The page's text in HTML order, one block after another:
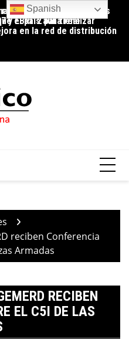
de pérdidas: la
el país aún tiene
apertura temporal de los
y EBRI12 para realizar
en la red de distribución
reciben Conferencia
Armadas
RECIBEN
EL C5I DE LAS
Spanish